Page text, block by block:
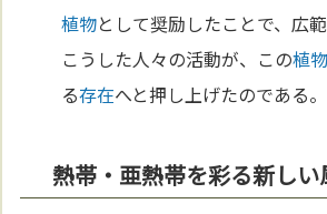
植物として奨励したことで、広
こうした人々の活動が、この植物
る存在へと押し上げたのである。
熱帯・亜熱帯を彩る新しい